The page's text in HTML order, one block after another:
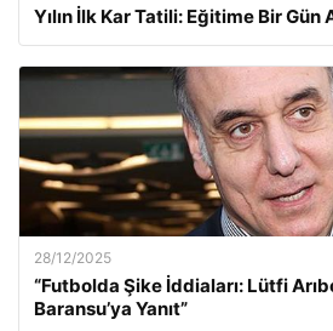
Yılın İlk Kar Tatili: Eğitime Bir Gün
28/12/2025
“Futbolda Şike İddiaları: Lütfi
Baransu’ya Yanıt”